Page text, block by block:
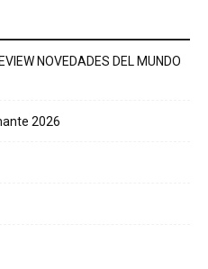
NOVEDADES DEL MUNDO
2026